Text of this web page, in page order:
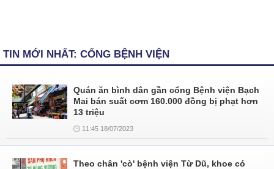
TIN MỚI NHẤT: CỔNG BỆNH VIỆN
Quán ăn bình dân gần cổng Bệnh viện Bạch
Mai bán suất cơm 160.000 đồng bị phạt hơn
13 triệu
11:45 18/07/2023
Theo chân 'cò' bệnh viện Từ Dũ, khoe có